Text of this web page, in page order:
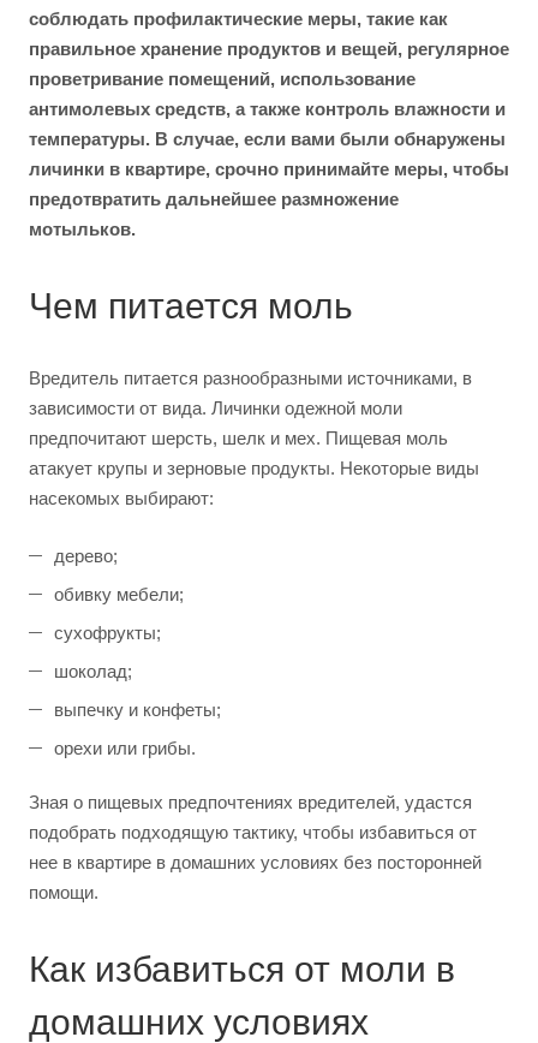
соблюдать профилактические меры, такие как
правильное хранение продуктов и вещей, регулярное
проветривание помещений, использование
антимолевых средств, а также контроль влажности и
температуры. В случае, если вами были обнаружены
личинки в квартире, срочно принимайте меры, чтобы
предотвратить дальнейшее размножение
мотыльков.
Чем питается моль
Вредитель питается разнообразными источниками, в
зависимости от вида. Личинки одежной моли
предпочитают шерсть, шелк и мех. Пищевая моль
атакует крупы и зерновые продукты. Некоторые виды
насекомых выбирают:
дерево;
обивку мебели;
сухофрукты;
шоколад;
выпечку и конфеты;
орехи или грибы.
Зная о пищевых предпочтениях вредителей, удастся
подобрать подходящую тактику, чтобы избавиться от
нее в квартире в домашних условиях без посторонней
помощи.
Как избавиться от моли в
домашних условиях